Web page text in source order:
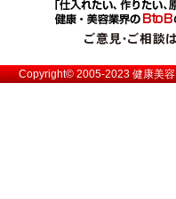
Copyright© 2005-2023健康美